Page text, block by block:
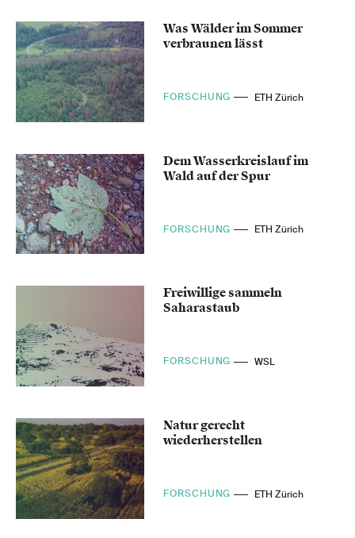
Was Wälder im Sommer
verbraunen lässt
FORSCHUNG ETH Zürich
Dem Wasserkreislauf im
Wald auf der Spur
FORSCHUNG ETH Zürich
Freiwillige sammeln
Saharastaub
FORSCHUNG WSL
Natur gerecht
wiederherstellen
FORSCHUNG ETH Zürich